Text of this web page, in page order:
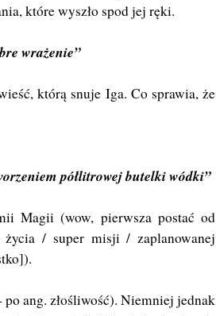
które wyszło spod jej ręki.
wrażenie”
którą snuje Iga. Co sprawia, że
półlitrowej butelki wódki”
Magii (wow, pierwsza postać od
życia / super misji / zaplanowanej
ang. złośliwość). Niemniej jednak